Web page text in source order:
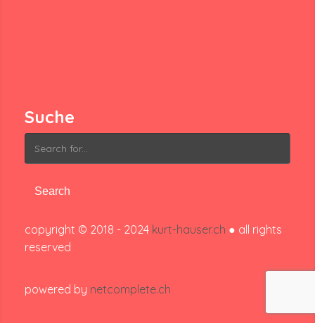
Suche
Search
for:
copyright © 2018 - 2024 kurt-hauser.ch ● all rights
reserved
powered by netcomplete.ch